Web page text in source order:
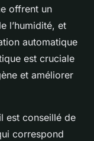
offrent un
l’humidité, et
automatique
est cruciale
et améliorer
est conseillé de
correspond